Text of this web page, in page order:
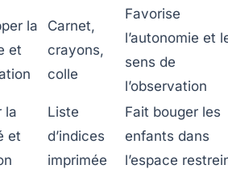
la
et
Carnet,
crayons,
colle
Favorise
l’autonomie et
sens de
l’observation
la
et
Liste
d’indices
imprimée
Fait bouger les
enfants dans
l’espace